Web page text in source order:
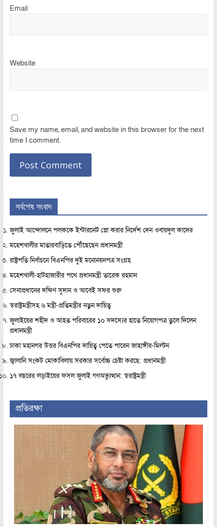
Email
Website
Save my name, email, and website in this browser for the next
time I comment.
সর্বশেষ সংবাদ
জুলাই আন্দোলনে পলককে ইন্টারনেট স্লো করার নির্দেশ দেন ওবায়দুল কাদের
মহেশখালীর মাতারবাড়িতে পৌঁছেছেন প্রধানমন্ত্রী
রাষ্ট্রপতি নির্বাচনে বিএনপির দুই মনোনয়নপত্র সংগ্রহ
মহেশখালী-হাটহাজারীর পথে প্রধানমন্ত্রী তারেক রহমান
সেনাপ্রধানের দক্ষিণ সুদান ও আবেই সফর শুরু
স্বরাষ্ট্রমন্ত্রীসহ ৬ মন্ত্রী-প্রতিমন্ত্রীর নতুন দায়িত্ব
জুলাইয়ের শহীদ ও আহত পরিবারের ১০ সদস্যের হাতে নিয়োগপত্র তুলে দিলেন
প্রধানমন্ত্রী
ঢাকা মহানগর উত্তর বিএনপির দায়িত্ব পেতে পারেন জাহাঙ্গীর-মিল্টন
জ্বালানি সংকট মোকাবিলায় সরকার সর্বোচ্চ চেষ্টা করছে: প্রধানমন্ত্রী
১৭ বছরের লড়াইয়ের ফসল জুলাই গণঅভ্যুত্থান: স্বরাষ্ট্রমন্ত্রী
প্রতিরক্ষা